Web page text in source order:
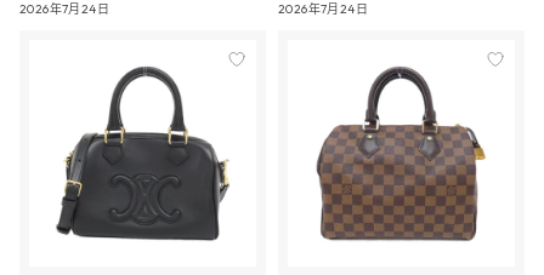
2026年7月24日 2026年7月24日